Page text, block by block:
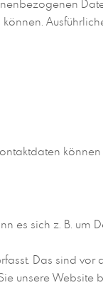
es sich z. B. um
Das sind vor
unsere Website